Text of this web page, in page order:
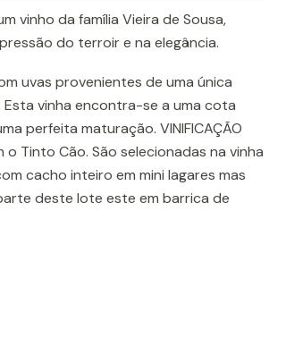
vinho da família Vieira de Sousa,
do terroir e na elegância.
uvas provenientes de uma única
vinha encontra-se a uma cota
perfeita maturação. VINIFICAÇÃO
Tinto Cão. São selecionadas na vinha
cacho inteiro em mini lagares mas
deste lote este em barrica de